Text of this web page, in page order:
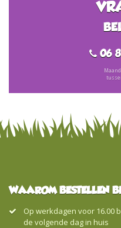
06
WAAROM BESTELLEN
Op werkdagen voor 16.00
de volgende dag in huis